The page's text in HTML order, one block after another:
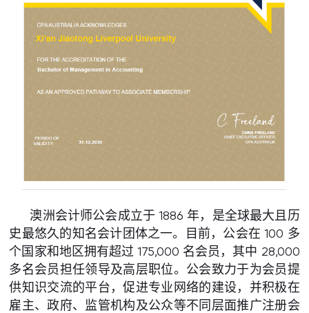
澳洲会计师公会成立于 1886 年，是全球最大且历
史最悠久的知名会计团体之一。目前，公会在 100 多
个国家和地区拥有超过 175,000 名会员，其中 28,000
多名会员担任领导及高层职位。公会致力于为会员提
供知识交流的平台，促进专业网络的建设，并积极在
雇主、政府、监管机构及公众等不同层面推广注册会